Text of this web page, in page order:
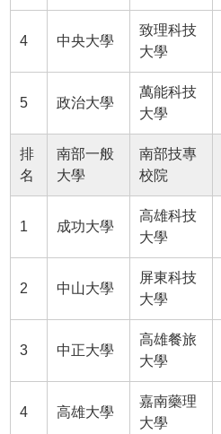
4 中央大學
致理科技
大學
5 政治大學
萬能科技
大學
排
名
南部一般
大學
南部技專
校院
1 成功大學
高雄科技
大學
2 中山大學
屏東科技
大學
3 中正大學
高雄餐旅
大學
4 高雄大學
嘉南藥理
大學